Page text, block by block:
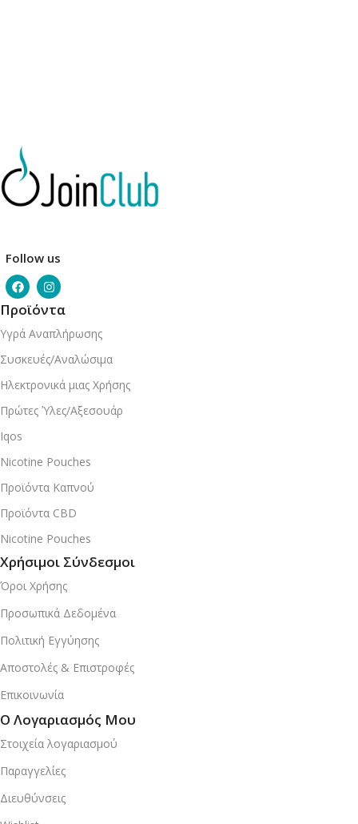
Follow us
Προϊόντα
Υγρά Αναπλήρωσης
Συσκευές/Αναλώσιμα
Ηλεκτρονικά μιας Χρήσης
Πρώτες Ύλες/Αξεσουάρ
Iqos
Nicotine Pouches
Προϊόντα Καπνού
Προϊόντα CBD
Nicotine Pouches
Χρήσιμοι Σύνδεσμοι
Όροι Χρήσης
Προσωπικά Δεδομένα
Πολιτική Εγγύησης
Αποστολές & Επιστροφές
Επικοινωνία
Ο Λογαριασμός Μου
Στοιχεία λογαριασμού
Παραγγελίες
Διευθύνσεις